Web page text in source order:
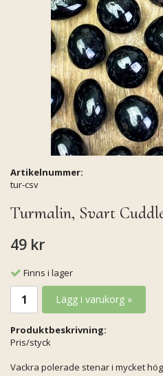
Artikelnummer:
tur-csv
Turmalin, Svart
49 kr
Finns i lager
Lägg i varukorg »
Produktbeskrivning:
Pris/styck
Vackra polerade stenar i mycket